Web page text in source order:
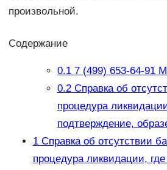
произвольной.
Содержание
0.17 (499) 653-64-91
0.2Справка об
процедура
подтверждение,
1Справка об отсутствии
процедура ликвидации, где